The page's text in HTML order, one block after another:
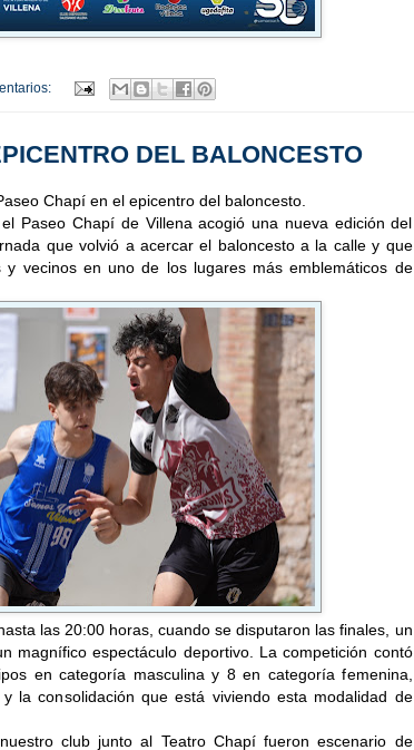
DEL BALONCESTO
Chapí en el epicentro del baloncesto.
Paseo Chapí de Villena acogió una nueva edición del
que volvió a acercar el baloncesto a la calle y que
y vecinos en uno de los lugares más emblemáticos de
las 20:00 horas, cuando se disputaron las finales, un
magnífico espectáculo deportivo. La competición contó
en categoría masculina y 8 en categoría femenina,
la consolidación que está viviendo esta modalidad de
club junto al Teatro Chapí fueron escenario de